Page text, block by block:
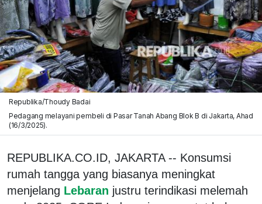
Republika/Thoudy Badai
Pedagang melayani pembeli di Pasar Tanah Abang Blok B di Jakarta, Ahad
(16/3/2025).
REPUBLIKA.CO.ID, JAKARTA -- Konsumsi
rumah tangga yang biasanya meningkat
menjelang Lebaran justru terindikasi melemah